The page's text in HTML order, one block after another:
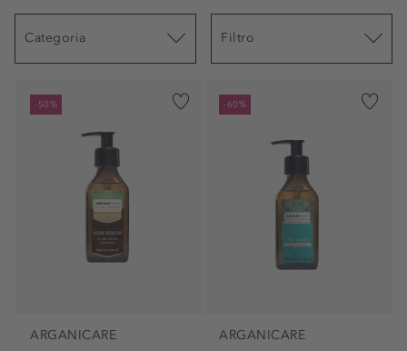
Categoria Filtro
-50%
ARGANICARE
-60%
ARGANICARE